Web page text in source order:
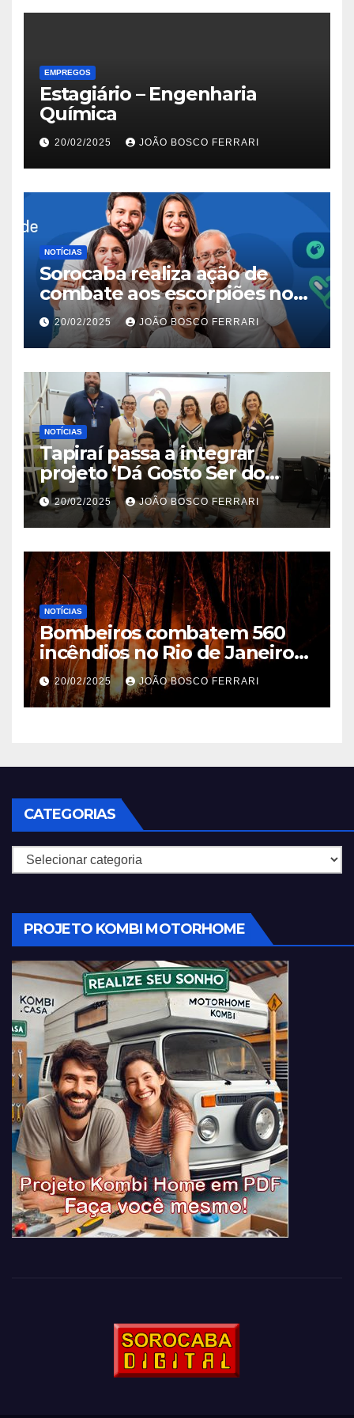
EMPREGOS
Estagiário – Engenharia
Química
20/02/2025 JOÃO BOSCO FERRARI
NOTÍCIAS
Sorocaba realiza ação de
combate aos escorpiões no
Jardim São Carlos
20/02/2025 JOÃO BOSCO FERRARI
NOTÍCIAS
Tapiraí passa a integrar
projeto ‘Dá Gosto Ser do
Ribeira’ | ASN São Paulo
20/02/2025 JOÃO BOSCO FERRARI
NOTÍCIAS
Bombeiros combatem 560
incêndios no Rio de Janeiro
em 2025
20/02/2025 JOÃO BOSCO FERRARI
CATEGORIAS
Categorias
PROJETO KOMBI MOTORHOME